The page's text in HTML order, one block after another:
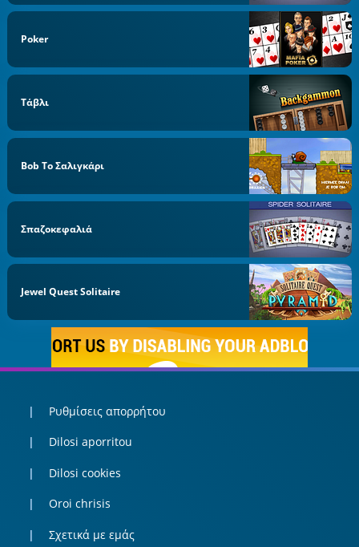
Poker
Τάβλι
Bob Το Σαλιγκάρι
Σπαζοκεφαλιά
Jewel Quest Solitaire
Ρυθμίσεις απορρήτου
Dilosi aporritou
Dilosi cookies
Oroi chrisis
Σχετικά με εμάς